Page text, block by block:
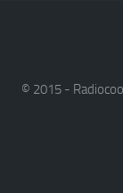
© 2015 -